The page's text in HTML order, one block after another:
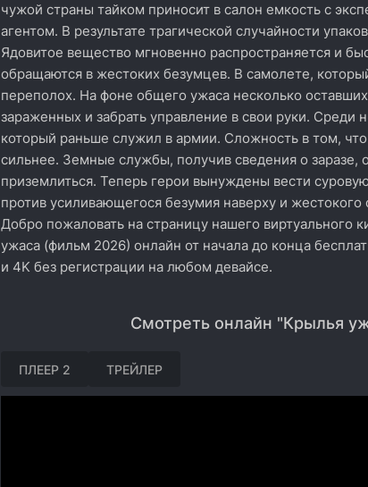
чужой страны тайком приносит в салон емкость с
агентом. В результате трагической случайности
Ядовитое вещество мгновенно распространяется и
обращаются в жестоких безумцев. В самолете,
переполох. На фоне общего ужаса несколько
зараженных и забрать управление в свои руки.
который раньше служил в армии. Сложность в том,
сильнее. Земные службы, получив сведения о заразе,
приземлиться. Теперь герои вынуждены вести
против усиливающегося безумия наверху и
Добро пожаловать на страницу нашего виртуального
ужаса (фильм 2026) онлайн от начала до конца
и 4K без регистрации на любом девайсе.
Смотреть онлайн "Крылья
ПЛЕЕР 2 ТРЕЙЛЕР